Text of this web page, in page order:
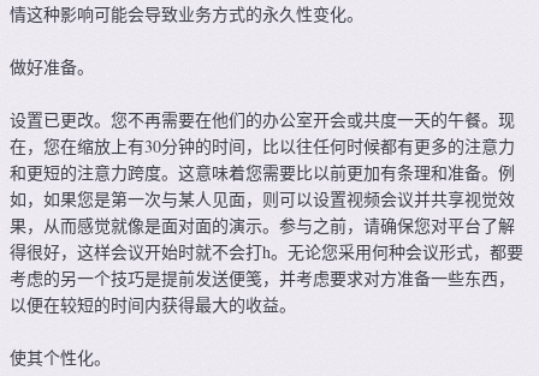
情这种影响可能会导致业务方式的永久性变化。
做好准备。
设置已更改。您不再需要在他们的办公室开会或共度一天的午餐。现
在，您在缩放上有30分钟的时间，比以往任何时候都有更多的注意力
和更短的注意力跨度。这意味着您需要比以前更加有条理和准备。例
如，如果您是第一次与某人见面，则可以设置视频会议并共享视觉效
果，从而感觉就像是面对面的演示。参与之前，请确保您对平台了解
得很好，这样会议开始时就不会打h。无论您采用何种会议形式，都要
考虑的另一个技巧是提前发送便笺，并考虑要求对方准备一些东西，
以便在较短的时间内获得最大的收益。
使其个性化。